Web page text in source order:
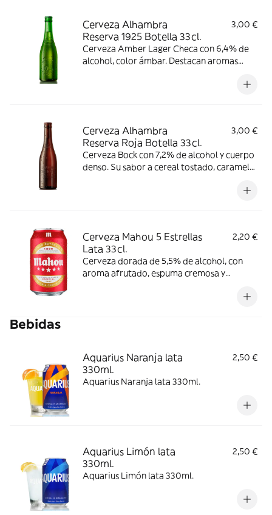
Cerveza Alhambra
Reserva 1925 Botella 33cl.
3,00 €
Cerveza Amber Lager Checa con 6,4% de
alcohol, color ámbar. Destacan aromas
Cerveza Alhambra
Reserva Roja Botella 33cl.
3,00 €
Cerveza Bock con 7,2% de alcohol y cuerpo
denso. Su sabor a cereal tostado, caramelo
Cerveza Mahou 5 Estrellas
Lata 33cl.
2,20 €
Cerveza dorada de 5,5% de alcohol, con
aroma afrutado, espuma cremosa y
Bebidas
Aquarius Naranja lata
330ml.
2,50 €
Aquarius Naranja lata 330ml.
Aquarius Limón lata
330ml.
2,50 €
Aquarius Limón lata 330ml.